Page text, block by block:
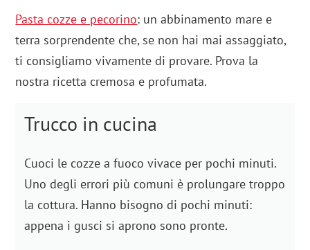
Pasta cozze e pecorino: un abbinamento mare e
terra sorprendente che, se non hai mai assaggiato,
ti consigliamo vivamente di provare. Prova la
nostra ricetta cremosa e profumata.
Trucco in cucina
Cuoci le cozze a fuoco vivace per pochi minuti.
Uno degli errori più comuni è prolungare troppo
la cottura. Hanno bisogno di pochi minuti:
appena i gusci si aprono sono pronte.